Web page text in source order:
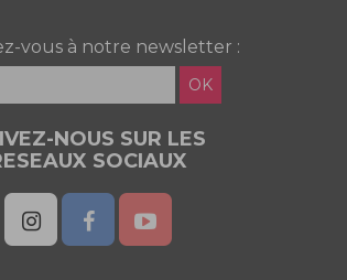
vous à notre newsletter :
OK
NOUS SUR LES
SOCIAUX